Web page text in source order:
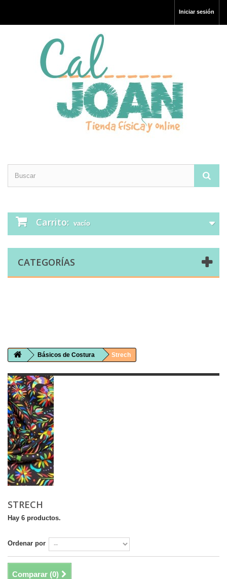
Iniciar sesión
Carrito: vacío
CATEGORÍAS
Básicos de Costura Strech
STRECH
Hay 6 productos.
Ordenar por
Comparar (0)